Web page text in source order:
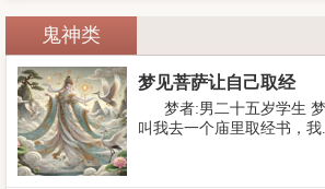
鬼神类
梦见菩萨让自己取经
梦者:男二十五岁学生
叫我去一个庙里取经书，我